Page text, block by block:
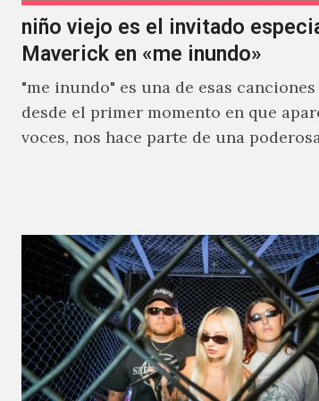
niño viejo es el invitado
Maverick en «me inundo»
"me inundo" es una de esas canciones
desde el primer momento en que
voces, nos hace parte de una